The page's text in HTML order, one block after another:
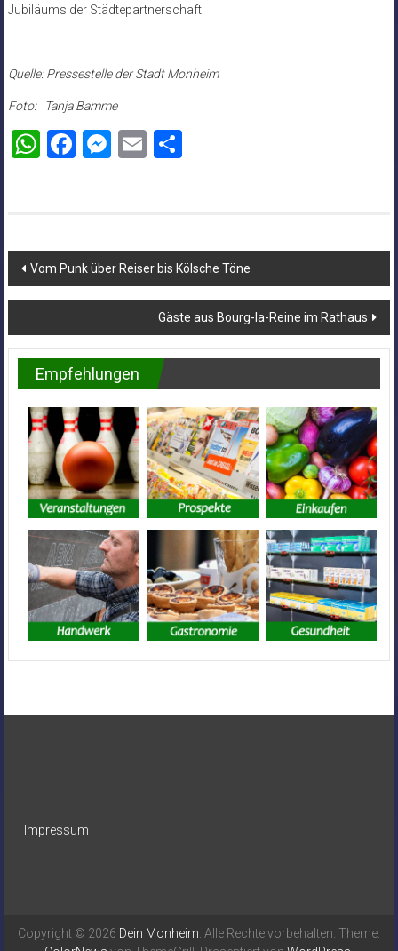
Jubiläums der Städtepartnerschaft.
Quelle: Pressestelle der Stadt Monheim
Foto: Tanja Bamme
WhatsApp
Facebook
Messenger
EmailTeilen
Beitragsnavigation
Vom Punk über Reiser bis Kölsche Töne
Gäste aus Bourg-la-Reine im Rathaus
Empfehlungen
Impressum
Copyright © 2026 Dein Monheim . Alle Rechte vorbehalten. Theme: